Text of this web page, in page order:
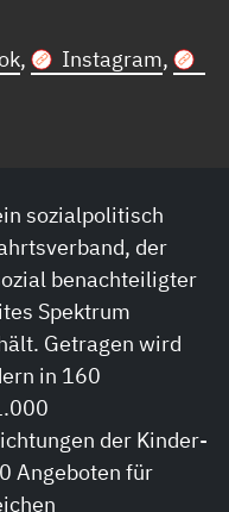
, Instagram,
sozialpolitisch
der
benachteiligter
Spektrum
Getragen wird
in 160
der Kinder-
Angeboten für